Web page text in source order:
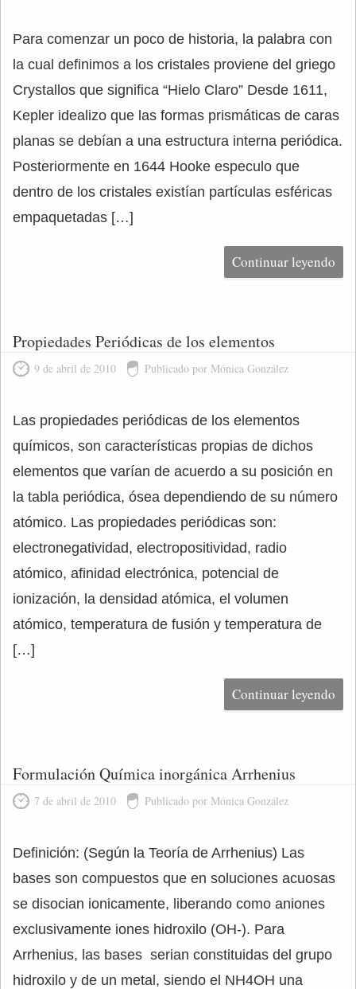
Para comenzar un poco de historia, la palabra con
la cual definimos a los cristales proviene del griego
Crystallos que significa “Hielo Claro” Desde 1611,
Kepler idealizo que las formas prismáticas de caras
planas se debían a una estructura interna periódica.
Posteriormente en 1644 Hooke especulo que
dentro de los cristales existían partículas esféricas
empaquetadas […]
Continuar leyendo
Propiedades Periódicas de los elementos
9 de abril de 2010 Publicado por Mónica González
Las propiedades periódicas de los elementos
químicos, son características propias de dichos
elementos que varían de acuerdo a su posición en
la tabla periódica, ósea dependiendo de su número
atómico. Las propiedades periódicas son:
electronegatividad, electropositividad, radio
atómico, afinidad electrónica, potencial de
ionización, la densidad atómica, el volumen
atómico, temperatura de fusión y temperatura de
[…]
Continuar leyendo
Formulación Química inorgánica Arrhenius
7 de abril de 2010 Publicado por Mónica González
Definición: (Según la Teoría de Arrhenius) Las
bases son compuestos que en soluciones acuosas
se disocian ionicamente, liberando como aniones
exclusivamente iones hidroxilo (OH-). Para
Arrhenius, las bases serian constituidas del grupo
hidroxilo y de un metal, siendo el NH4OH una